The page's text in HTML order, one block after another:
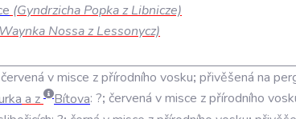
(Gyndrzicha Popka z Libnicze)
Nossa z Lessonycz)
červená v misce z přírodního vosku; přivěšená na
a z Bítova: ?; červená v misce z přírodního